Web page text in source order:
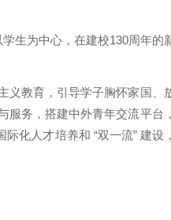
生为中心，在建校130周年的
义教育，引导学子胸怀家国、
服务，搭建中外青年交流平台
化人才培养和 “双一流” 建设